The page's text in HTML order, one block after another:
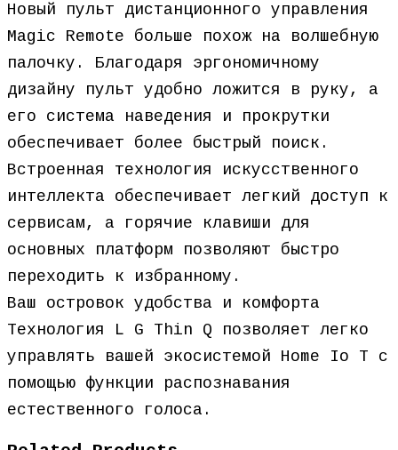
Новый пульт дистанционного управления
Magic Remote больше похож на волшебную
палочку. Благодаря эргономичному
дизайну пульт удобно ложится в руку, а
его система наведения и прокрутки
обеспечивает более быстрый поиск.
Встроенная технология искусственного
интеллекта обеспечивает легкий доступ к
сервисам, а горячие клавиши для
основных платформ позволяют быстро
переходить к избранному.
Ваш островок удобства и комфорта
Технология L G Thin Q позволяет легко
управлять вашей экосистемой Home Io T с
помощью функции распознавания
естественного голоса.